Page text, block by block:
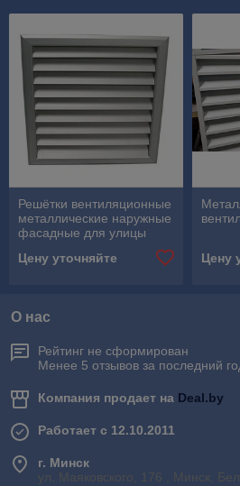
Решётки вентиляционные
металлические наружные
фасадные для улицы
Цену уточняйте
Цену
О нас
Рейтинг не сформирован
Менее 5 отзывов за последний
Компания продает на Deal.by
Работает с 12.10.2011
г. Минск
ул. Маяковского, 176 , Минск,